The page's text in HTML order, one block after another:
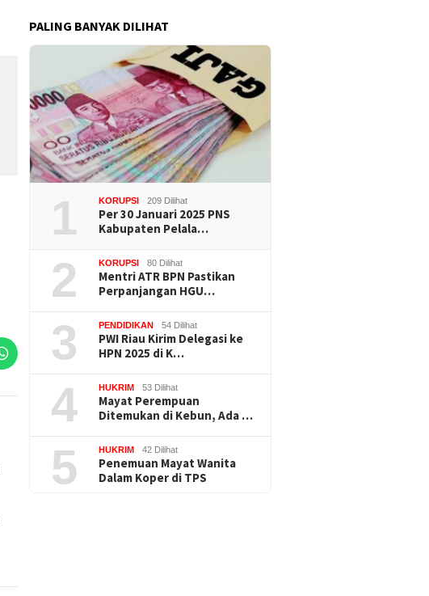
PALING BANYAK DILIHAT
1 KORUPSI 209 Dilihat
Per 30 Januari 2025 PNS
Kabupaten Pelala…
2 KORUPSI 80 Dilihat
Mentri ATR BPN Pastikan
Perpanjangan HGU…
3 PENDIDIKAN 54 Dilihat
PWI Riau Kirim Delegasi ke
HPN 2025 di K…
4 HUKRIM 53 Dilihat
Mayat Perempuan
Ditemukan di Kebun, Ada …
5 HUKRIM 42 Dilihat
Penemuan Mayat Wanita
Dalam Koper di TPS